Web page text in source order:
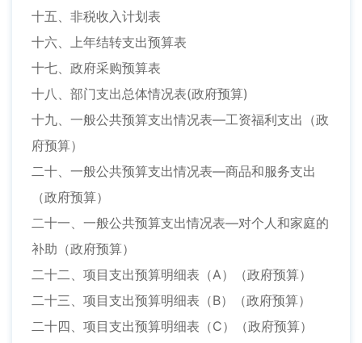
十五、非税收入计划表
十六、上年结转支出预算表
十七、政府采购预算表
十八、部门支出总体情况表(政府预算)
十九、一般公共预算支出情况表—工资福利支出（政
府预算）
二十、一般公共预算支出情况表—商品和服务支出
（政府预算）
二十一、一般公共预算支出情况表—对个人和家庭的
补助（政府预算）
二十二、项目支出预算明细表（A）（政府预算）
二十三、项目支出预算明细表（B）（政府预算）
二十四、项目支出预算明细表（C）（政府预算）